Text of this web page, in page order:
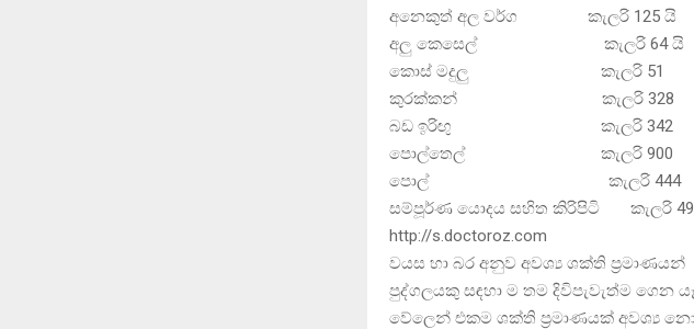
අනෙකුත් අල වර්ග කැලරි 125 යි
අලු කෙසෙල් කැලරි 64 යි
කොස් මදුලු කැලරි 51
කුරක්කන් කැලරි 328
බඩ ඉරිඟු කැලරි 342
පොල්තෙල් කැලරි 900
පොල් කැලරි 444
සම්පූර්ණ යොදය සහිත කිරිපිටි කැලරි
http://s.doctoroz.com
වයස හා බර අනුව අවශ්‍ය ශක්ති ප්‍රමාණයන්
පුද්ගලයකු සඳහා ම තම දිවිපැවැත්ම ගෙන
වේලෙන් එකම ශක්ති ප්‍රමාණයක් අවශ්‍ය